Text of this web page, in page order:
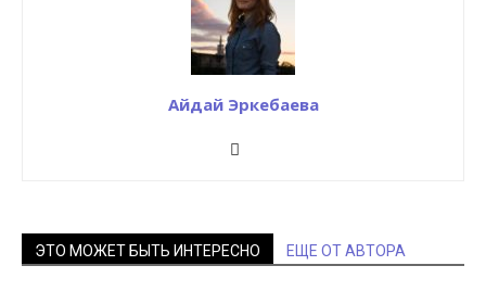
Айдай Эркебаева
ЭТО МОЖЕТ БЫТЬ ИНТЕРЕСНО ЕЩЕ ОТ АВТОРА